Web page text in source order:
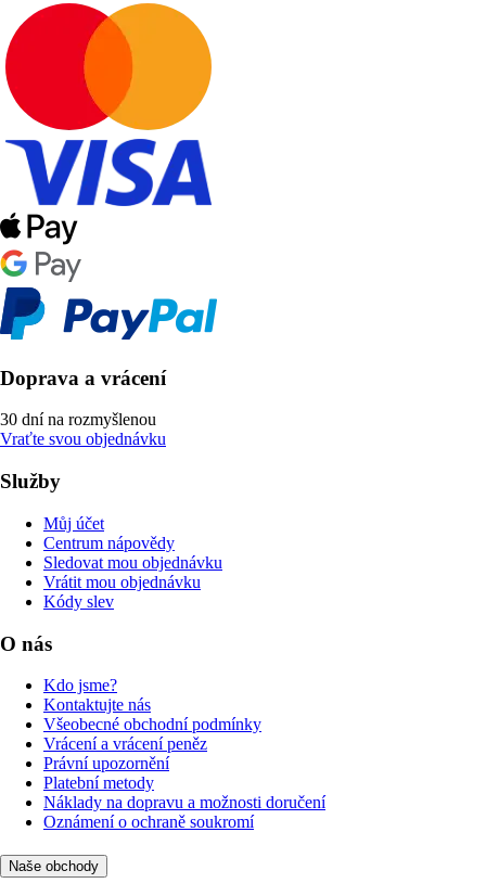
Doprava a vrácení
30 dní na rozmyšlenou
Vraťte svou objednávku
Služby
Můj účet
Centrum nápovědy
Sledovat mou objednávku
Vrátit mou objednávku
Kódy slev
O nás
Kdo jsme?
Kontaktujte nás
Všeobecné obchodní podmínky
Vrácení a vrácení peněz
Právní upozornění
Platební metody
Náklady na dopravu a možnosti doručení
Oznámení o ochraně soukromí
Naše obchody